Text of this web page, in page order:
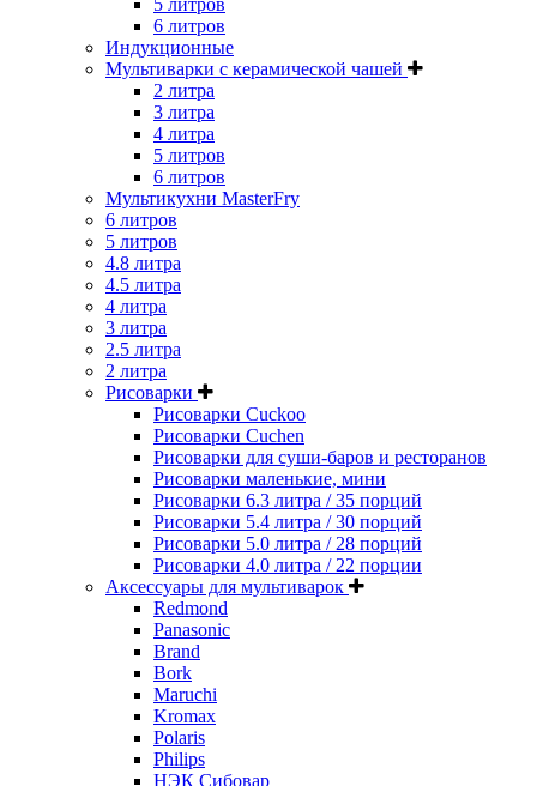
5 литров
6 литров
Индукционные
Мультиварки с керамической чашей
2 литра
3 литра
4 литра
5 литров
6 литров
Мультикухни MasterFry
6 литров
5 литров
4.8 литра
4.5 литра
4 литра
3 литра
2.5 литра
2 литра
Рисоварки
Рисоварки Cuckoo
Рисоварки Cuchen
Рисоварки для суши-баров и ресторанов
Рисоварки маленькие, мини
Рисоварки 6.3 литра / 35 порций
Рисоварки 5.4 литра / 30 порций
Рисоварки 5.0 литра / 28 порций
Рисоварки 4.0 литра / 22 порции
Аксессуары для мультиварок
Redmond
Panasonic
Brand
Bork
Maruchi
Kromax
Polaris
Philips
НЭК Сибовар